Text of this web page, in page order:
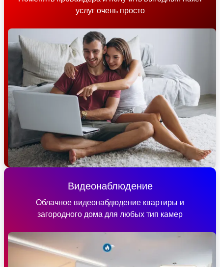
услуг очень просто
Видеонаблюдение
Облачное видеонабдюдение квартиры и
загородного дома для любых тип камер